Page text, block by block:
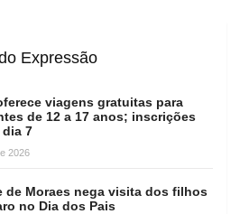
Expressão
viagens gratuitas para
de 12 a 17 anos; inscrições
dia 7
2026
de Moraes nega visita dos filhos
no Dia dos Pais